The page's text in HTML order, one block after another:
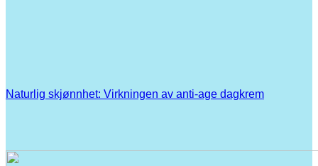
Naturlig skjønnhet: Virkningen av anti-age dagkrem